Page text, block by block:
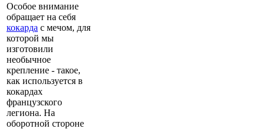
Особое внимание
обращает на себя
кокарда с мечом, для
которой мы
изготовили
необычное
крепление - такое,
как используется в
кокардах
французского
легиона. На
оборотной стороне